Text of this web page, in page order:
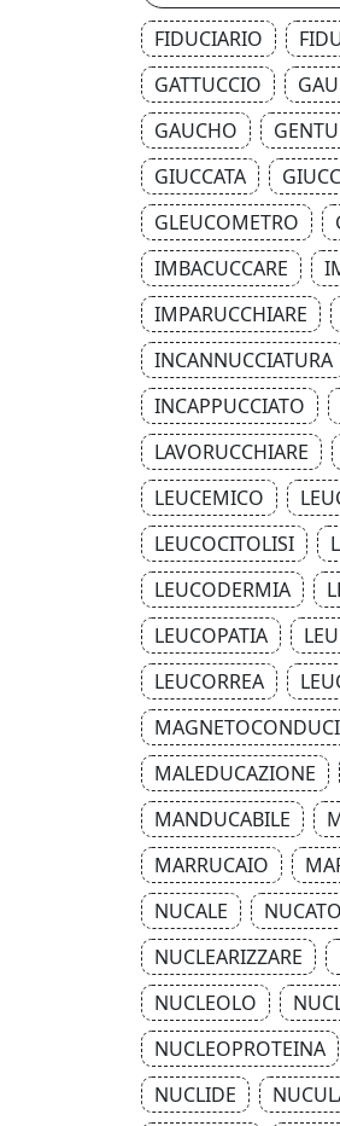
FIDUCIARIO
GATTUCCIO
GAUCHO
GIUCCATA
GLEUCOMETRO
IMBACUCCARE
IMPARUCCHIARE
INCANNUCCIATURA
INCAPPUCCIATO
LAVORUCCHIARE
LEUCEMICO
LEUCOCITOLISI
LEUCODERMIA
LEUCOPATIA
LEUCORREA
MALEDUCAZIONE
MANDUCABILE
MARRUCAIO
NUCALE
NUCATO
NUCLEARIZZARE
NUCLEOLO
NUCLEOPROTEINA
NUCLIDE